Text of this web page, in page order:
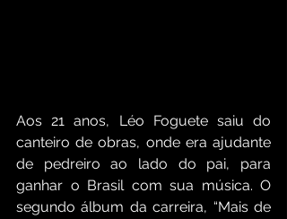
Aos 21 anos, Léo Foguete saiu do
canteiro de obras, onde era ajudante
de pedreiro ao lado do pai, para
ganhar o Brasil com sua música. O
segundo álbum da carreira, “Mais de